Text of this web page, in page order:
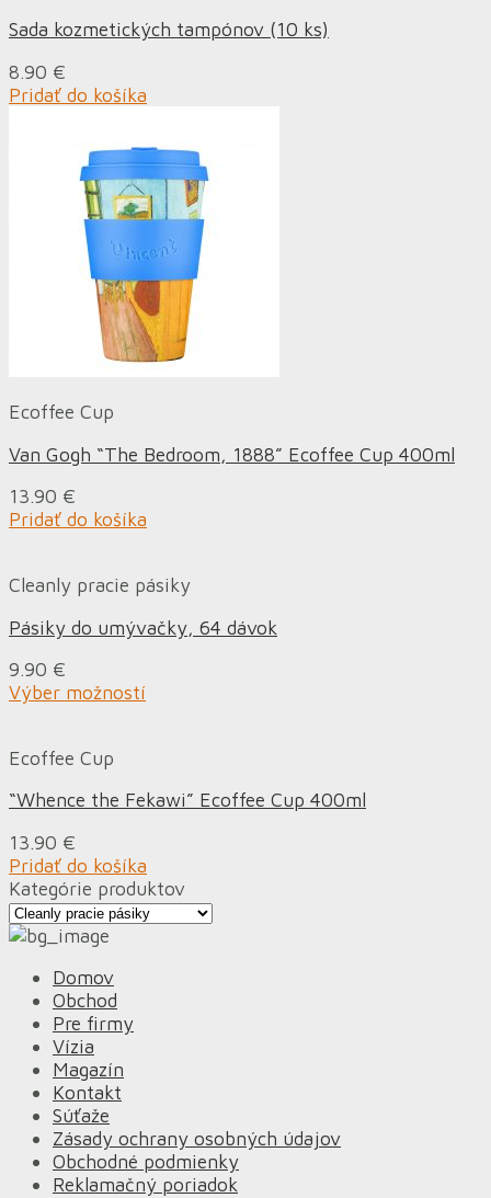
Sada kozmetických tampónov (10 ks)
8.90 €
Pridať do košíka
Ecoffee Cup
Van Gogh “The Bedroom, 1888” Ecoffee Cup 400ml
13.90 €
Pridať do košíka
Cleanly pracie pásiky
Pásiky do umývačky, 64 dávok
9.90 €
Výber možností
Ecoffee Cup
“Whence the Fekawi” Ecoffee Cup 400ml
13.90 €
Pridať do košíka
Kategórie produktov
Domov
Obchod
Pre firmy
Vízia
Magazín
Kontakt
Súťaže
Zásady ochrany osobných údajov
Obchodné podmienky
Reklamačný poriadok